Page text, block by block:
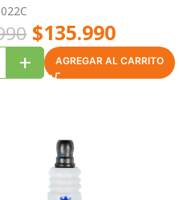
$135.990
+ AGREGAR AL CARRITO